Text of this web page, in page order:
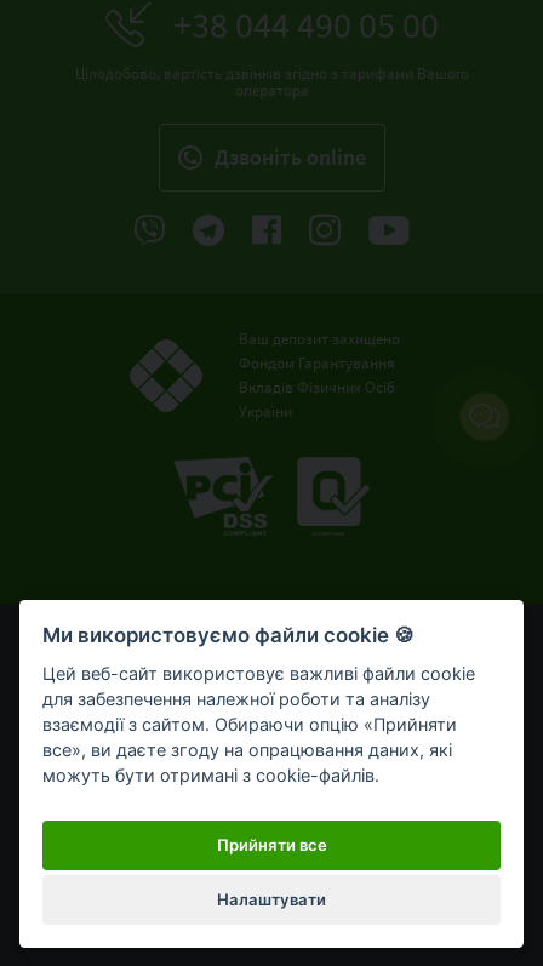
+38 044 490 05 00
Цілодобово, вартість дзвінків згідно з тарифами Вашого
оператора
Дзвонiть online
Ваш депозит захищено
Фондом Гарантування
Вкладів Фізичних Осіб
України
© OTP Bank, 2008-2026. Усі права захищені.
Ліцензія НБУ № 191 від 05.10.2011 р.
Внесено до Державного реєстру банків №273
від 02.03.1998 р.
Умови використання
Bикористання cookie-файлів
Мобільний застосунок OTP Bank UA для приватних клієнтів
Ми використовуємо файли cookie 🍪
Цей веб-сайт використовує важливі файли cookie
для забезпечення належної роботи та аналізу
взаємодії з сайтом. Обираючи опцію «Прийняти
все», ви даєте згоду на опрацювання даних, які
можуть бути отримані з cookie-файлів.
Прийняти все
Налаштувати